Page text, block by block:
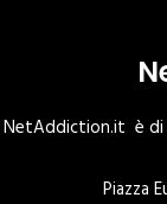
NetAddiction.it è di
Piazza